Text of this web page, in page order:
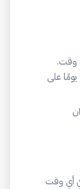
وقت.
سيتم إخطار المستخدم بأي تعديلات قبل 30 يومًا على
أي وقت